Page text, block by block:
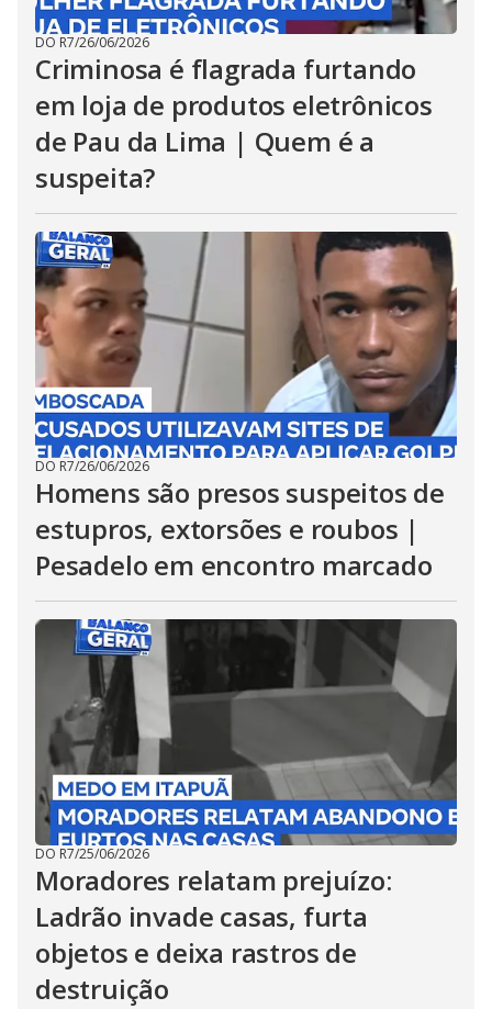
DO R7/26/06/2026
Criminosa é flagrada furtando
em loja de produtos eletrônicos
de Pau da Lima | Quem é a
suspeita?
DO R7/26/06/2026
Homens são presos suspeitos de
estupros, extorsões e roubos |
Pesadelo em encontro marcado
DO R7/25/06/2026
Moradores relatam prejuízo:
Ladrão invade casas, furta
objetos e deixa rastros de
destruição